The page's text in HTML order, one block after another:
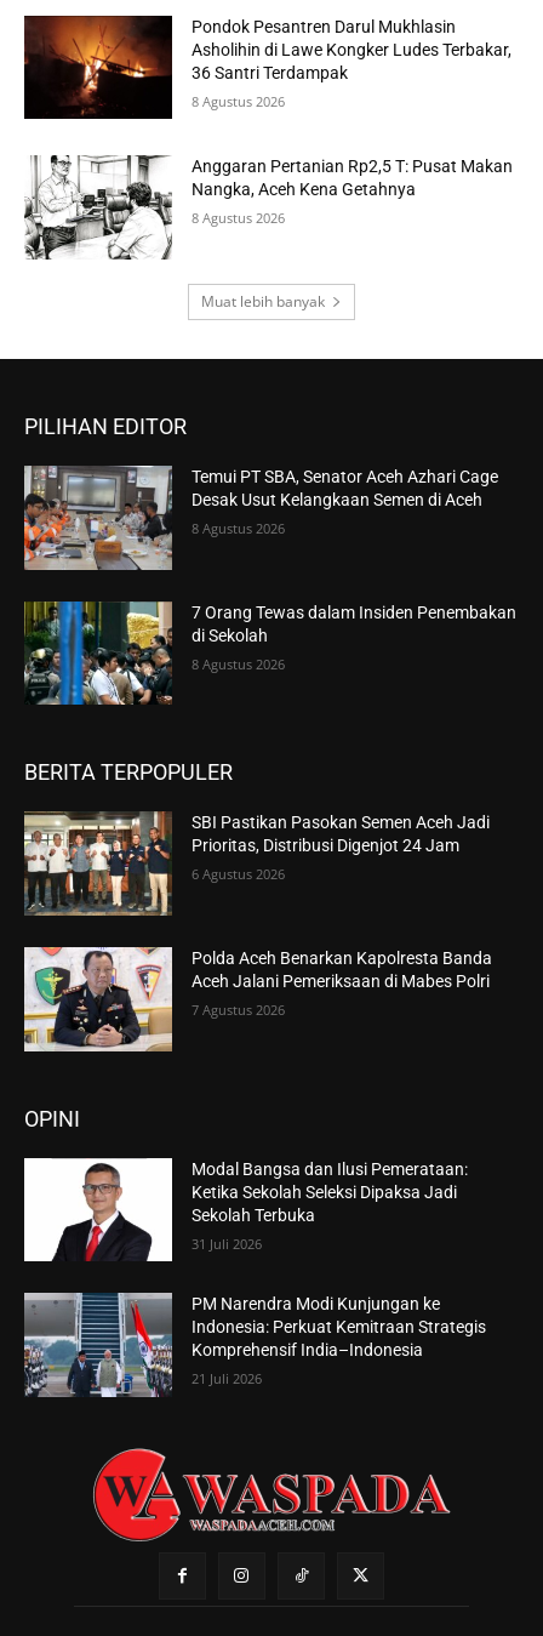
Pondok Pesantren Darul Mukhlasin
Asholihin di Lawe Kongker Ludes Terbakar,
36 Santri Terdampak
8 Agustus 2026
Anggaran Pertanian Rp2,5 T: Pusat Makan
Nangka, Aceh Kena Getahnya
8 Agustus 2026
Muat lebih banyak
PILIHAN EDITOR
Temui PT SBA, Senator Aceh Azhari Cage
Desak Usut Kelangkaan Semen di Aceh
8 Agustus 2026
7 Orang Tewas dalam Insiden Penembakan
di Sekolah
8 Agustus 2026
BERITA TERPOPULER
SBI Pastikan Pasokan Semen Aceh Jadi
Prioritas, Distribusi Digenjot 24 Jam
6 Agustus 2026
Polda Aceh Benarkan Kapolresta Banda
Aceh Jalani Pemeriksaan di Mabes Polri
7 Agustus 2026
OPINI
Modal Bangsa dan Ilusi Pemerataan:
Ketika Sekolah Seleksi Dipaksa Jadi
Sekolah Terbuka
31 Juli 2026
PM Narendra Modi Kunjungan ke
Indonesia: Perkuat Kemitraan Strategis
Komprehensif India–Indonesia
21 Juli 2026